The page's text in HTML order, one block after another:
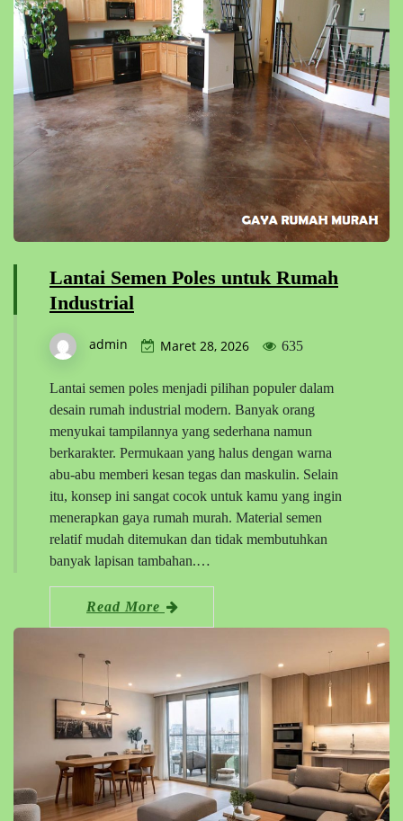
Lantai Semen Poles untuk Rumah
Industrial
admin Maret 28, 2026 635
Lantai semen poles menjadi pilihan populer dalam
desain rumah industrial modern. Banyak orang
menyukai tampilannya yang sederhana namun
berkarakter. Permukaan yang halus dengan warna
abu-abu memberi kesan tegas dan maskulin. Selain
itu, konsep ini sangat cocok untuk kamu yang ingin
menerapkan gaya rumah murah. Material semen
relatif mudah ditemukan dan tidak membutuhkan
banyak lapisan tambahan.…
Read More